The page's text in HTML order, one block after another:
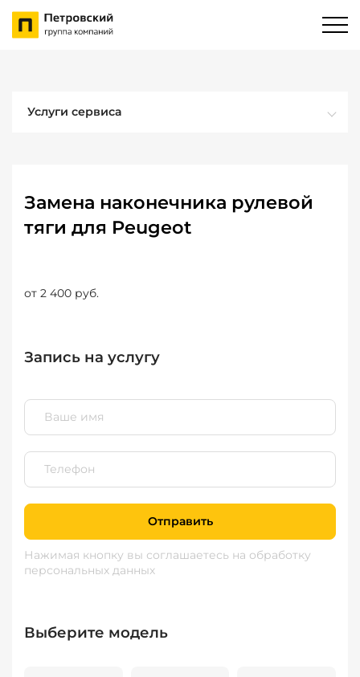
Услуги сервиса
Замена наконечника рулевой
тяги для Peugeot
от 2 400 руб.
Запись на услугу
Отправить
Нажимая кнопку вы соглашаетесь на обработку
персональных данных
Выберите модель